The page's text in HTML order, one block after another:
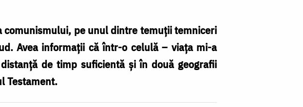
comunismului, pe unul dintre temuții temniceri
Avea informații că într-o celulă – viața mi-a
de timp suficientă și în două geografii
Testament.